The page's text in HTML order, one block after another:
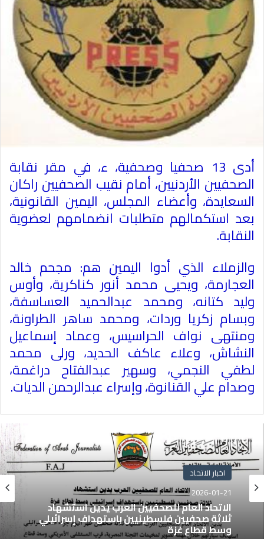
أدى 13 صحفيا وصحفية، ء، في مقر نقابة
الصحفيين الأردنيين، أمام نقيب الصحفيين راكان
السعايدة، وأعضاء المجلس، اليمين القانونية،
بعد استكمالهم متطلبات انضمامهم لعضوية
النقابة.
والزملاء الذي أدوا اليمين هم: مجحم خالد
العجارمة، ويحيى محمد أنور كناكرية، وأوس
وليد كتانه، ومحمد عبدالحميد العساسفة،
وبسام زكريا وردات، ومحمد ساهر الطراونة،
ومنتهى نواف الحراسيس، وعماد إسماعيل
النشاش، وعلاء عاكف الحديد، ورلى محمد
لطفي النجمي، وسهير عبدالفتاح دراغمة،
وصدام علي القنانوة، وإسراء عبدالرحمن الديات.
اخبار الاتحاد
2026-01-21
الاتحاد العام للصحفيين العرب يدين استشهاد
ثلاثة صحفيين فلسطينيين باستهداف إسرائيلي
وسط قطاع غزة